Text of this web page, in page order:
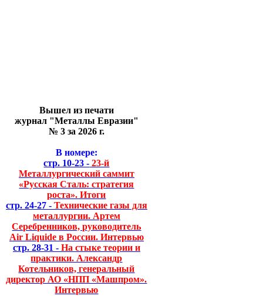
Вышел из печати
журнал "Металлы Евразии"
№ 3 за 2026 г.
В номере:
стр. 10-23 - 23-й
Металлургический саммит
«Русская Сталь: стратегия
роста». Итоги
стр. 24-27 - Технические газы для
металлургии. Артем
Серебренников, руководитель
Air Liquide в России. Интервью
стр. 28-31 - На стыке теории и
практики. Александр
Котельников, генеральный
директор АО «НПП «Машпром».
Интервью